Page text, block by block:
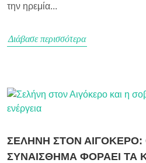
την ηρεμία...
Διάβασε περισσότερα
ΣΕΛΗΝΗ ΣΤΟΝ
ΣΥΝΑΙΣΘΗΜΑ ΦΟΡΑΕΙ ΤΑ